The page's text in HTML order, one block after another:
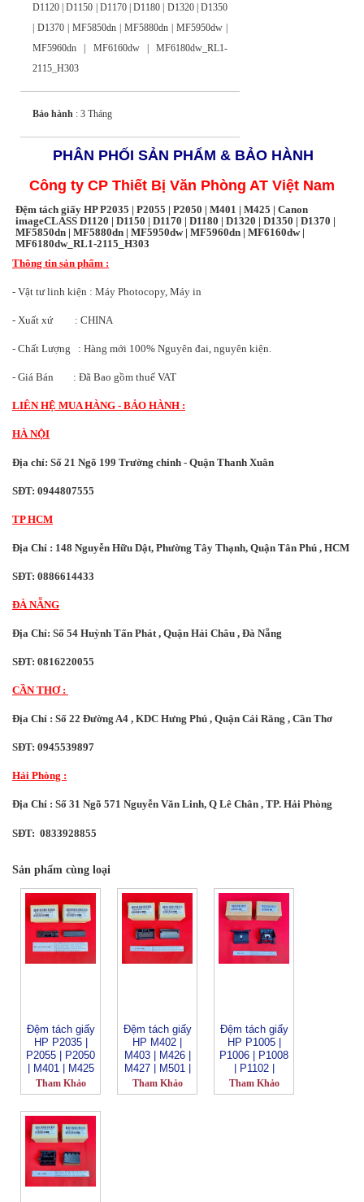
D1120 | D1150 | D1170 | D1180 | D1320 | D1350
| D1370 | MF5850dn | MF5880dn | MF5950dw |
MF5960dn | MF6160dw | MF6180dw_RL1-
2115_H303
Bảo hành : 3 Tháng
PHÂN PHỐI SẢN PHẨM & BẢO HÀNH
Công ty CP Thiết Bị Văn Phòng AT Việt Nam
Đệm tách giấy HP P2035 | P2055 | P2050 | M401 | M425 | Canon
imageCLASS D1120 | D1150 | D1170 | D1180 | D1320 | D1350 | D1370 |
MF5850dn | MF5880dn | MF5950dw | MF5960dn | MF6160dw |
MF6180dw_RL1-2115_H303
Thông tin sản phẩm :
- Vật tư linh kiện : Máy Photocopy, Máy in
- Xuất xứ : CHINA
- Chất Lượng : Hàng mới 100% Nguyên đai, nguyên kiện.
- Giá Bán : Đã Bao gồm thuế VAT
LIÊN HỆ MUA HÀNG - BẢO HÀNH :
HÀ NỘI
Địa chỉ: Số 21 Ngõ 199 Trường chinh - Quận Thanh Xuân
SĐT: 0944807555
TP HCM
Địa Chỉ : 148 Nguyễn Hữu Dật, Phường Tây Thạnh, Quận Tân Phú , HCM
SĐT: 0886614433
ĐÀ NẴNG
Địa Chỉ: Số 54 Huỳnh Tấn Phát , Quận Hải Châu , Đà Nẵng
SĐT: 0816220055
CẦN THƠ :
Địa Chỉ : Số 22 Đường A4 , KDC Hưng Phú , Quận Cái Răng , Cần Thơ
SĐT: 0945539897
Hải Phòng :
Địa Chỉ : Số 31 Ngõ 571 Nguyễn Văn Linh, Q Lê Chân , TP. Hải Phòng
SĐT: 0833928855
Sản phẩm cùng loại
Đệm tách giấy
HP P2035 |
P2055 | P2050
| M401 | M425
| Canon
imageCLASS
| D1170 |
D1180 | D1320
| D1350 |
D1370 |
MF5850dn |
MF5880dn |
Tham Khảo
Đệm tách giấy
HP M402 |
M403 | M426 |
M427 | M501 |
M506 |
M528_RL2-
Tham Khảo
Đệm tách giấy
HP P1005 |
P1006 | P1008
| P1102 |
P1100 | M125 |
Canon
Tham Khảo